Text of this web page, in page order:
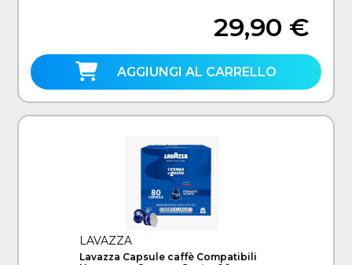
29,90 €
AGGIUNGI AL CARRELLO
LAVAZZA
Lavazza Capsule caffè Compatibili